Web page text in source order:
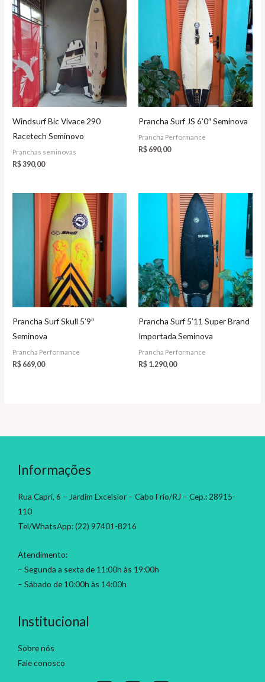
Windsurf Bic Vivace 290
Racetech Seminovo
Pranchas seminovas
R$390,00
Prancha Surf JS 6’0″ Seminova
Prancha Performance
R$ 690,00
Prancha Surf Skull 5’9″
Seminova
Prancha Performance
R$ 669,00
Prancha Surf 5’11 Super Brand
Importada Seminova
Prancha Performance
R$ 1.290,00
Informações
Rua Capri, 6 – Jardim Excelsior – Cabo Frio/RJ – Cep.: 28915-
110
Tel/WhatsApp: (22) 97401-8216
Atendimento:
– Segunda a sexta de 11:00h às 19:00h
– Sábado de 10:00h às 14:00h
Institucional
Sobre nós
Fale conosco